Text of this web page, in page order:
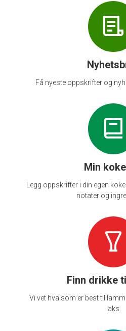
Få nyeste oppskrifter og
Min
Legg oppskrifter i din egen
notater og
Finn drikke
Vi vet hva som er best til
laks.